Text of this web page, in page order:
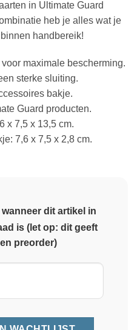
in Ultimate Guard
heb je alles wat je
handbereik!
maximale bescherming.
sterke sluiting.
bakje.
Guard producten.
x 7,5 x 13,5 cm.
7,6 x 7,5 x 2,8 cm.
dit artikel in
is (let op: dit geeft
preorder)